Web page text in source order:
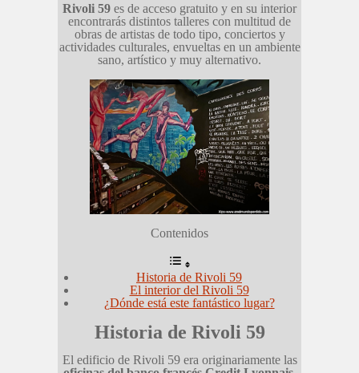
Rivoli 59 es de acceso gratuito y en su interior
encontrarás distintos talleres con multitud de
obras de artistas de todo tipo, conciertos y
actividades culturales, envueltas en un ambiente
sano, artístico y muy alternativo.
Contenidos
Historia de Rivoli 59
El interior del Rivoli 59
¿Dónde está este fantástico lugar?
Historia de Rivoli 59
El edificio de Rivoli 59 era originariamente las